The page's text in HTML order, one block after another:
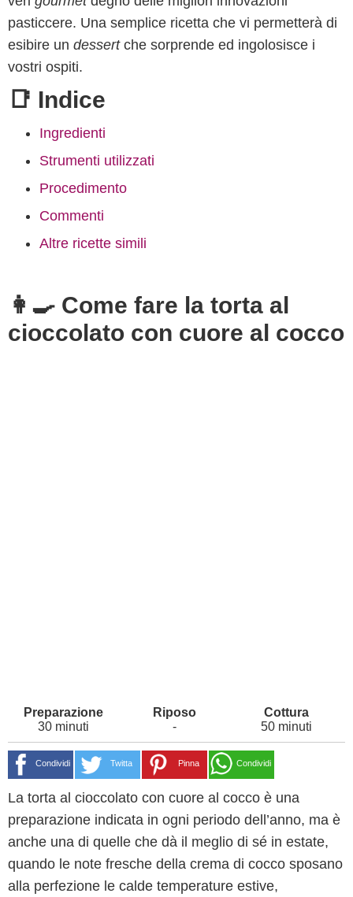
pasticcere. Una semplice ricetta che vi permetterà di
esibire un dessertche sorprende ed ingolosisce i
vostri ospiti.
📑 Indice
Ingredienti
Strumenti utilizzati
Procedimento
Commenti
Altre ricette simili
👩‍🍳 Come fare la torta al
cioccolato con cuore al cocco
30 minuti - 50 minuti
Condividi Twitta Pinna Condividi
La torta al cioccolato con cuore al cocco è una
preparazione indicata in ogni periodo dell’anno, ma è
anche una di quelle che dà il meglio di sé in estate,
quando le note fresche della crema di cocco sposano
alla perfezione le calde temperature estive,